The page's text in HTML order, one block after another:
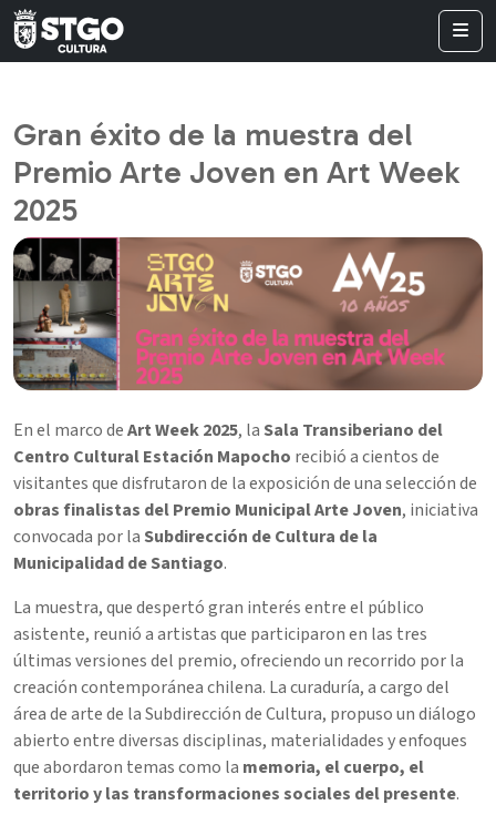
Gran éxito de la muestra del
Premio Arte Joven en Art Week
2025
En el marco deArt Week 2025, laSala Transiberiano del
Centro Cultural Estación Mapocho recibió a cientos de
visitantes que disfrutaron de la exposición de una selección de
obras finalistas del Premio Municipal Arte Joven, iniciativa
convocada por laSubdirección de Cultura de la
Municipalidad de Santiago.
La muestra, que despertó gran interés entre el público
asistente, reunió a artistas que participaron en las tres
últimas versiones del premio, ofreciendo un recorrido por la
creación contemporánea chilena. La curaduría, a cargo del
área de arte de la Subdirección de Cultura, propuso un diálogo
abierto entre diversas disciplinas, materialidades y enfoques
que abordaron temas como la memoria, el cuerpo, el
territorio y las transformaciones sociales del presente.